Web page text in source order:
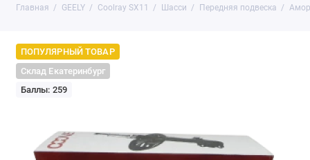
Главная GEELY Coolray SX11 Шасси Передняя подвеска
ПОПУЛЯРНЫЙ ТОВАР
Склад Екатеринбург
Баллы: 259